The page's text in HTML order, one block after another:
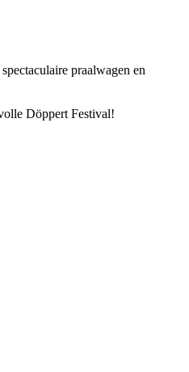
praalwagen en
Döppert Festival!